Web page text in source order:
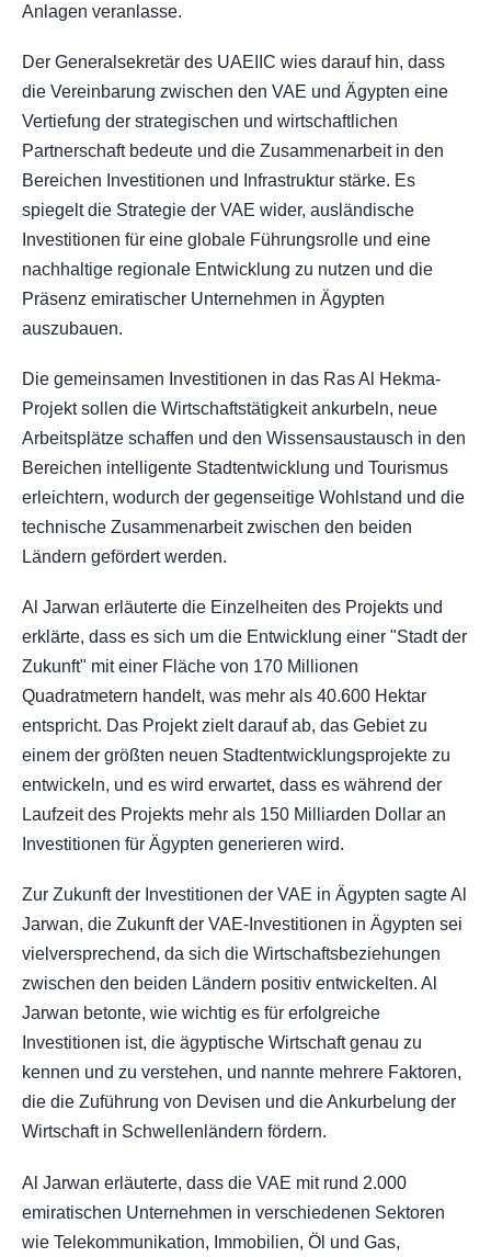
Anlagen veranlasse.
Der Generalsekretär des UAEIIC wies darauf hin, dass
die Vereinbarung zwischen den VAE und Ägypten eine
Vertiefung der strategischen und wirtschaftlichen
Partnerschaft bedeute und die Zusammenarbeit in den
Bereichen Investitionen und Infrastruktur stärke. Es
spiegelt die Strategie der VAE wider, ausländische
Investitionen für eine globale Führungsrolle und eine
nachhaltige regionale Entwicklung zu nutzen und die
Präsenz emiratischer Unternehmen in Ägypten
auszubauen.
Die gemeinsamen Investitionen in das Ras Al Hekma-
Projekt sollen die Wirtschaftstätigkeit ankurbeln, neue
Arbeitsplätze schaffen und den Wissensaustausch in den
Bereichen intelligente Stadtentwicklung und Tourismus
erleichtern, wodurch der gegenseitige Wohlstand und die
technische Zusammenarbeit zwischen den beiden
Ländern gefördert werden.
Al Jarwan erläuterte die Einzelheiten des Projekts und
erklärte, dass es sich um die Entwicklung einer "Stadt der
Zukunft" mit einer Fläche von 170 Millionen
Quadratmetern handelt, was mehr als 40.600 Hektar
entspricht. Das Projekt zielt darauf ab, das Gebiet zu
einem der größten neuen Stadtentwicklungsprojekte zu
entwickeln, und es wird erwartet, dass es während der
Laufzeit des Projekts mehr als 150 Milliarden Dollar an
Investitionen für Ägypten generieren wird.
Zur Zukunft der Investitionen der VAE in Ägypten sagte Al
Jarwan, die Zukunft der VAE-Investitionen in Ägypten sei
vielversprechend, da sich die Wirtschaftsbeziehungen
zwischen den beiden Ländern positiv entwickelten. Al
Jarwan betonte, wie wichtig es für erfolgreiche
Investitionen ist, die ägyptische Wirtschaft genau zu
kennen und zu verstehen, und nannte mehrere Faktoren,
die die Zuführung von Devisen und die Ankurbelung der
Wirtschaft in Schwellenländern fördern.
Al Jarwan erläuterte, dass die VAE mit rund 2.000
emiratischen Unternehmen in verschiedenen Sektoren
wie Telekommunikation, Immobilien, Öl und Gas,